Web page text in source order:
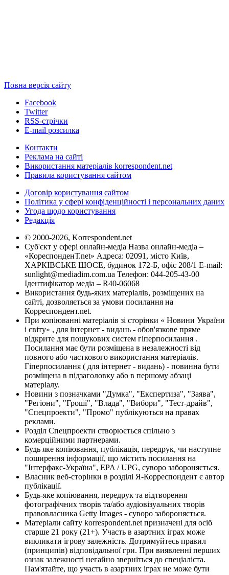
Повна версія сайту
Facebook
Twitter
RSS-стрічки
E-mail розсилка
Контакти
Реклама на сайті
Використання матеріалів korrespondent.net
Правила користування сайтом
Договір користування сайтом
Політика у сфері конфіденційності і персональних даних
Угода щодо користування
Редакція
© 2000-2026, Korrespondent.net
Суб'єкт у сфері онлайн-медіа Назва онлайн-медіа –
«КореспонденТ.net» Адреса: 02091, місто Київ,
ХАРКІВСЬКЕ ШОСЕ, будинок 172-Б, офіс 208/1 E-mail:
sunlight@mediadim.com.ua Телефон: 044-205-43-00
Ідентифікатор медіа – R40-06068
Використання будь-яких матеріалів, розміщених на
сайті, дозволяється за умови посилання на
Корреспондент.net.
При копіюванні матеріалів зі сторінки « Новини України
і світу» , для інтернет - видань - обов'язкове пряме
відкрите для пошукових систем гіперпосилання .
Посилання має бути розміщена в незалежності від
повного або часткового використання матеріалів.
Гіперпосилання ( для інтернет - видань) - повинна бути
розміщена в підзаголовку або в першому абзаці
матеріалу.
Новини з позначками "Думка", "Експертиза", "Заява",
"Регіони", "Гроші", "Влада", "Вибори", "Тест-драйв",
"Спецпроекти", "Промо" публікуються на правах
реклами.
Розділ Спецпроекти створюється спільно з
комерційними партнерами.
Будь яке копіювання, публікація, передрук, чи наступне
поширення інформації, що містить посилання на
"Інтерфакс-Україна", EPA / UPG, суворо забороняється.
Власник веб-сторінки в розділі Я-Корреспондент є автор
публікації.
Будь-яке копіювання, передрук та відтворення
фотографічних творів та/або аудіовізуальних творів
правовласника Getty Images - суворо забороняється.
Матеріали сайту korrespondent.net призначені для осіб
старше 21 року (21+). Участь в азартних іграх може
викликати ігрову залежність. Дотримуйтесь правил
(принципів) відповідальної гри. При виявленні перших
ознак залежності негайно зверніться до спеціаліста.
Пам'ятайте, що участь в азартних іграх не може бути